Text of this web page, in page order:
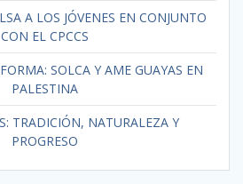
A LOS JÓVENES EN CONJUNTO
CON EL CPCCS
SOLCA Y AME GUAYAS EN
PALESTINA
TRADICIÓN, NATURALEZA Y
PROGRESO